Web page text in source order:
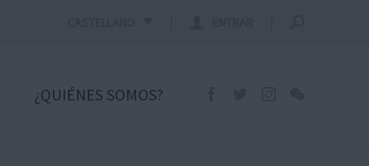
¿QUIÉNES SOMOS?